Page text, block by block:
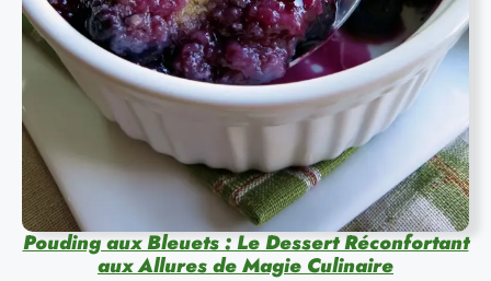
Pouding aux Bleuets : Le Dessert Réconfortant
aux Allures de Magie Culinaire